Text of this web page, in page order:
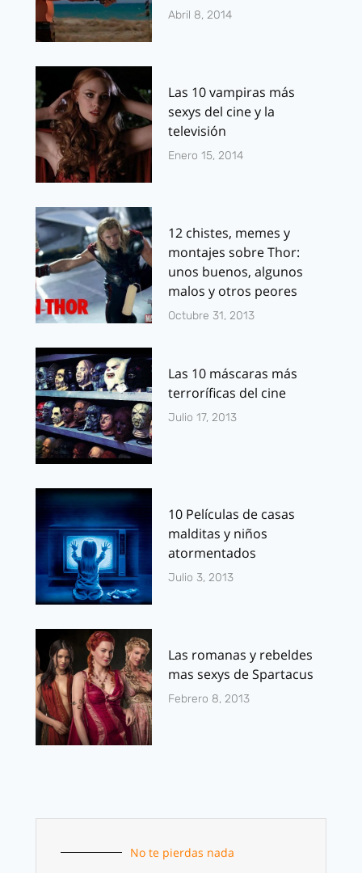
Abril 8, 2014
Las 10 vampiras más
sexys del cine y la
televisión
Enero 15, 2014
12 chistes, memes y
montajes sobre Thor:
unos buenos, algunos
malos y otros peores
Octubre 31, 2013
Las 10 máscaras más
terroríficas del cine
Julio 17, 2013
10 Películas de casas
malditas y niños
atormentados
Julio 3, 2013
Las romanas y rebeldes
mas sexys de Spartacus
Febrero 8, 2013
No te pierdas nada